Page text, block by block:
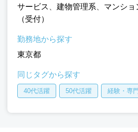
サービス
建物管理系
マンショ
（受付）
勤務地から探す
東京都
同じタグから探す
40代活躍 50代活躍 経験・専